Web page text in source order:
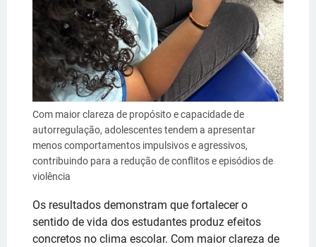
Com maior clareza de propósito e capacidade de
autorregulação, adolescentes tendem a apresentar
menos comportamentos impulsivos e agressivos,
contribuindo para a redução de conflitos e episódios de
violência
Os resultados demonstram que fortalecer o
sentido de vida dos estudantes produz efeitos
concretos no clima escolar. Com maior clareza de